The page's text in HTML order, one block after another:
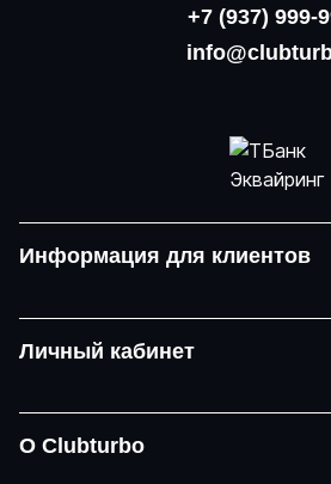
+7 (937) 999-
Информация для клиентов
Личный кабинет
О Clubturbo